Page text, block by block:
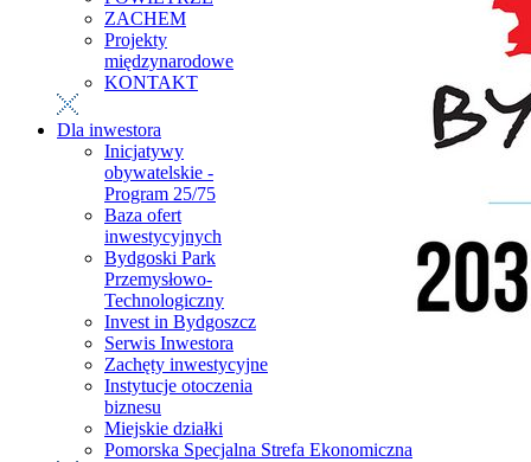
ZACHEM
Projekty
międzynarodowe
KONTAKT
Dla inwestora
Inicjatywy
obywatelskie -
Program 25/75
Baza ofert
inwestycyjnych
Bydgoski Park
Przemysłowo-
Technologiczny
Invest in Bydgoszcz
Serwis Inwestora
Zachęty inwestycyjne
Instytucje otoczenia
biznesu
Miejskie działki
Pomorska Specjalna Strefa Ekonomiczna